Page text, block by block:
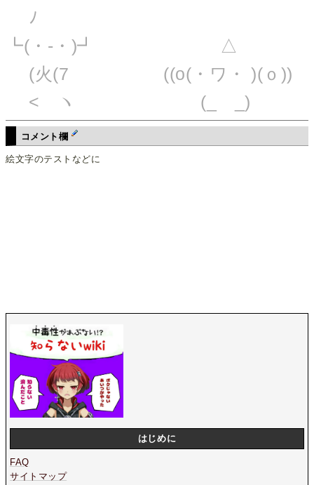
ﾉ
┗(・-・)┛ △
(火(7 ((o(・ワ・
< ヽ (_ _) (米)し(
コメント欄
絵文字のテストなどに
はじめに
FAQ
サイトマップ